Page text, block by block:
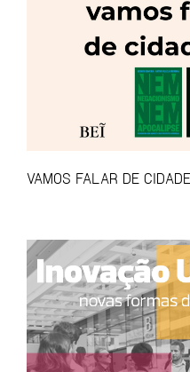
VAMOS FALAR DE